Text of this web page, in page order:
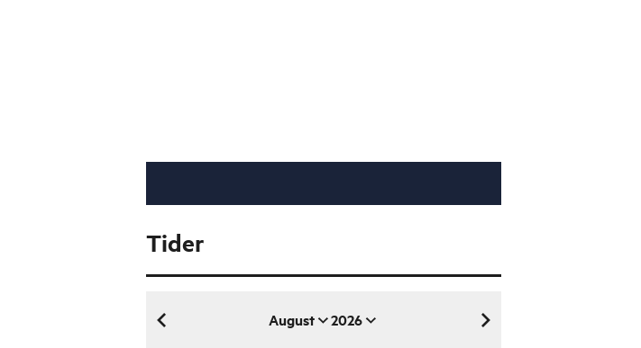
Tider
August 2026
august 2026